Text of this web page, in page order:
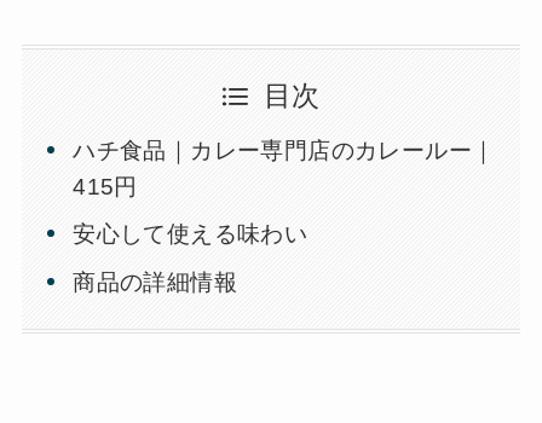
目次
ハチ食品｜カレー専門店のカレールー｜
415円
安心して使える味わい
商品の詳細情報